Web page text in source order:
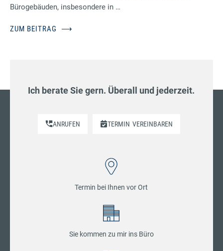
Bürogebäuden, insbesondere in …
ZUM BEITRAG ⟶
Ich berate Sie gern. Überall und jederzeit.
ANRUFEN TERMIN VEREINBAREN
Termin bei Ihnen vor Ort
Sie kommen zu mir ins Büro